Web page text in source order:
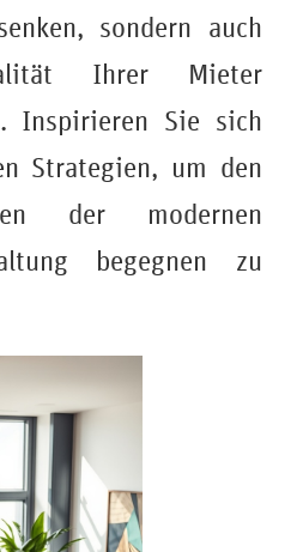
sondern auch
Ihrer Mieter
Inspirieren Sie sich
Strategien, um den
der modernen
begegnen zu